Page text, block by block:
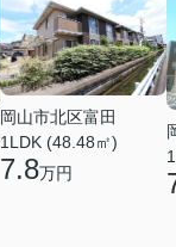
岡山市北区富田
1LDK (48.48㎡)
7.8万円